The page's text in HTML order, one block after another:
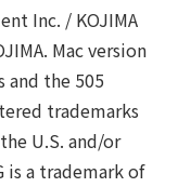
Inc. / KOJIMA
Mac version
and the 505
trademarks
U.S. and/or
is a trademark of